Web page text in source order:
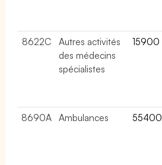
8622C
Autres activités
des médecins
spécialistes
15900
8690A
Ambulances 55400